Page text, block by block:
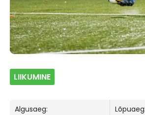
LIIKUMINE
Algusaeg:
Lõpuaeg: